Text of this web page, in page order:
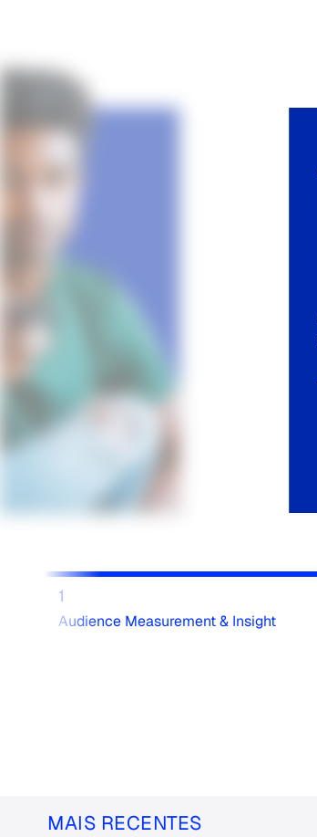
1
Audience Measurement & Insight
MAIS RECENTES